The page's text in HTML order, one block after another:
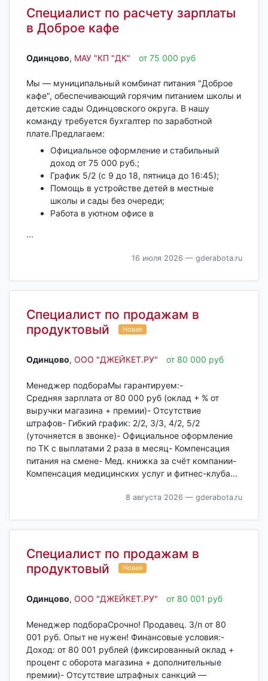
Специалист по расчету зарплаты
в Доброе кафе
Одинцово‎, МАУ "КП "ДК" от 75 000 руб
Мы — муниципальный комбинат питания "Доброе
кафе", обеспечивающий горячим питанием школы и
детские сады Одинцовского округа. В нашу
команду требуется бухгалтер по заработной
плате.Предлагаем:
Официальное оформление и стабильный
доход от 75 000 руб.;
График 5/2 (с 9 до 18, пятница до 16:45);
Помощь в устройстве детей в местные
школы и сады без очереди;
Работа в уютном офисе в
...
16 июля 2026 — gderabota.ru
Специалист по продажам в
продуктовый
Новая
Одинцово‎, ООО "ДЖЕЙКЕТ.РУ" от 80 000 руб
Менеджер подбораМы гарантируем:-
Средняя зарплата от 80 000 руб (оклад + % от
выручки магазина + премии)- Отсутствие
штрафов- Гибкий график: 2/2, 3/3, 4/2, 5/2
(уточняется в звонке)- Официальное оформление
по ТК с выплатами 2 раза в месяц- Компенсация
питания на смене- Мед. книжка за счёт компании-
Компенсация медицинских услуг и фитнес-клуба...
8 августа 2026 — gderabota.ru
Специалист по продажам в
продуктовый
Новая
Одинцово‎, ООО "ДЖЕЙКЕТ.РУ" от 80 001 руб
Менеджер подбораСрочно! Продавец. З/п от 80
001 руб. Опыт не нужен! Финансовые условия:-
Доход: от 80 001 рублей (фиксированный оклад +
процент с оборота магазина + дополнительные
премии)- Отсутствие штрафных санкций —